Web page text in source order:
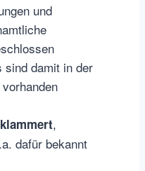
und
sind damit in der
,
dafür bekannt